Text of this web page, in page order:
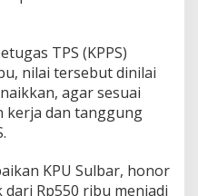
TPS (KPPS)
nilai tersebut dinilai
agar sesuai
kerja dan tanggung
KPU Sulbar, honor
dari Rp550 ribu menjadi